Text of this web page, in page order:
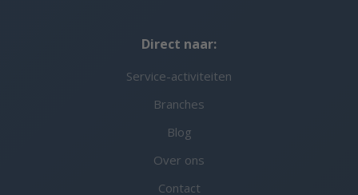
Direct naar:
Service-activiteiten
Branches
Blog
Over ons
Contact